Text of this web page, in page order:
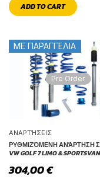
ADD TO CART
ΜΕ ΠΑΡΑΓΓΕΛΙΑ
Pre Order
ΑΝΑΡΤΉΣΕΙΣ
ΡΥΘΜΙΖΌΜΕΝΗ ΑΝΆΡΤΗΣΗ
VW GOLF 7 LIMO & SPORTSVAN
304,00€